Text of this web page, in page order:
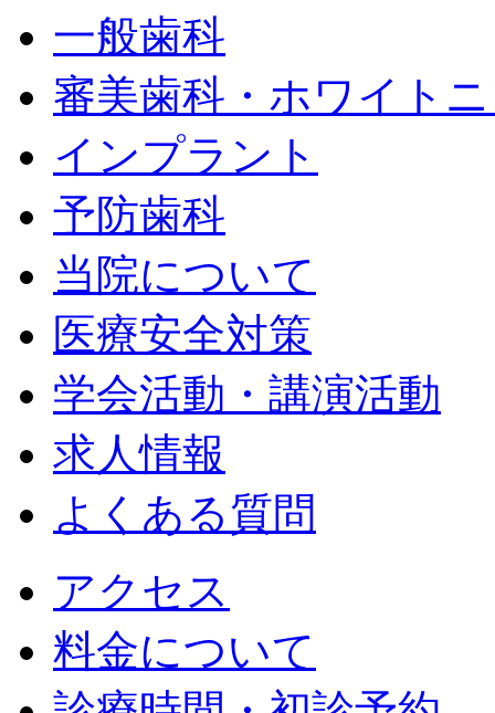
一般歯科
審美歯科・ホワイト
インプラント
予防歯科
当院について
医療安全対策
学会活動・講演活動
求人情報
よくある質問
アクセス
料金について